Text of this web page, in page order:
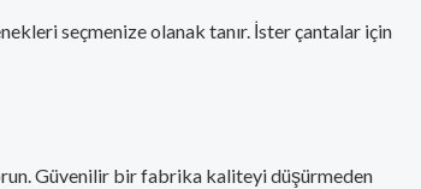
seçmenize olanak tanır. İster çantalar için
Güvenilir bir fabrika kaliteyi düşürmeden